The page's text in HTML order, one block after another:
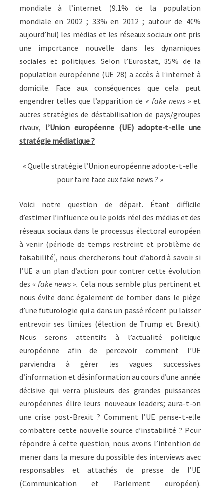
mondiale à l’internet (9.1% de la population
mondiale en 2002 ; 33% en 2012 ; autour de 40%
aujourd’hui) les médias et les réseaux sociaux ont pris
une importance nouvelle dans les dynamiques
sociales et politiques. Selon l’Eurostat, 85% de la
population européenne (UE 28) a accès à l’internet à
domicile. Face aux conséquences que cela peut
engendrer telles que l’apparition de « fake news » et
autres stratégies de déstabilisation de pays/groupes
rivaux, l’Union européenne (UE) adopte-t-elle une
stratégie médiatique ?
« Quelle stratégie l’Union européenne adopte-t-elle
pour faire face aux fake news ? »
Voici notre question de départ. Étant difficile
d’estimer l’influence ou le poids réel des médias et des
réseaux sociaux dans le processus électoral européen
à venir (période de temps restreint et problème de
faisabilité), nous chercherons tout d’abord à savoir si
l’UE a un plan d’action pour contrer cette évolution
des« fake news ». Cela nous semble plus pertinent et
nous évite donc également de tomber dans le piège
d’une futurologie qui a dans un passé récent pu laisser
entrevoir ses limites (élection de Trump et Brexit).
Nous serons attentifs à l’actualité politique
européenne afin de percevoir comment l’UE
parviendra à gérer les vagues successives
d’information et désinformation au cours d’une année
décisive qui verra plusieurs des grandes puissances
européennes élire leurs nouveaux leaders; aura-t-on
une crise post-Brexit ? Comment l’UE pense-t-elle
combattre cette nouvelle source d’instabilité ? Pour
répondre à cette question, nous avons l’intention de
mener dans la mesure du possible des interviews avec
responsables et attachés de presse de l’UE
(Communication et Parlement européen).